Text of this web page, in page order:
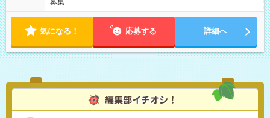
募集
気になる！ 応募する 詳細へ